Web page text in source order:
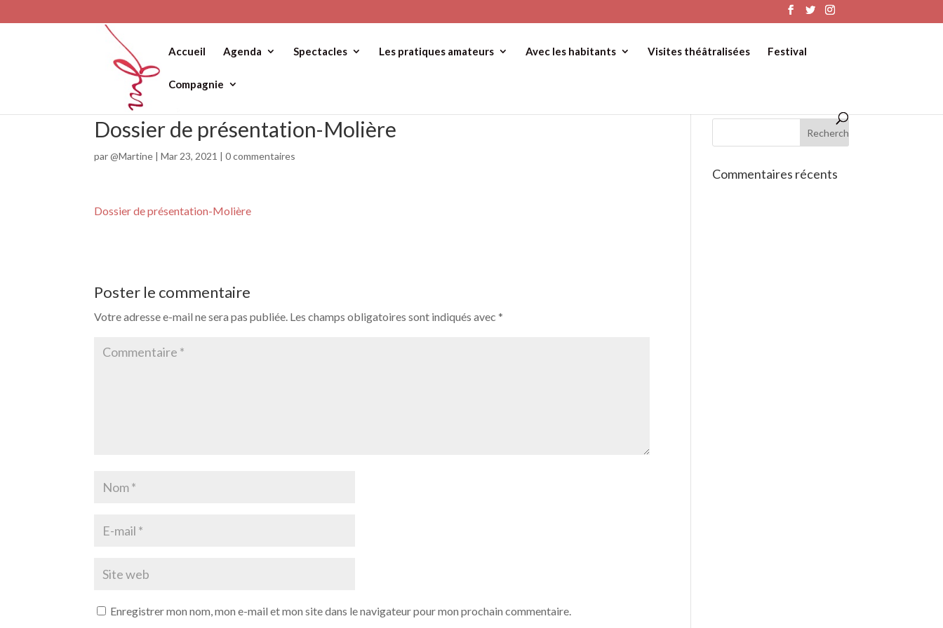
Accueil Agenda Spectacles Les pratiques amateurs Avec les habitants Visites théâtralisées Festival
Compagnie
Dossier de présentation-Molière
par@Martine |Mar 23, 2021 |0 commentaires
Dossier de présentation-Molière
Poster le commentaire
Votre adresse e-mail ne sera pas publiée. Les champs obligatoires sont indiqués avec*
Enregistrer mon nom, mon e-mail et mon site dans le navigateur pour mon prochain commentaire.
Commentaires récents